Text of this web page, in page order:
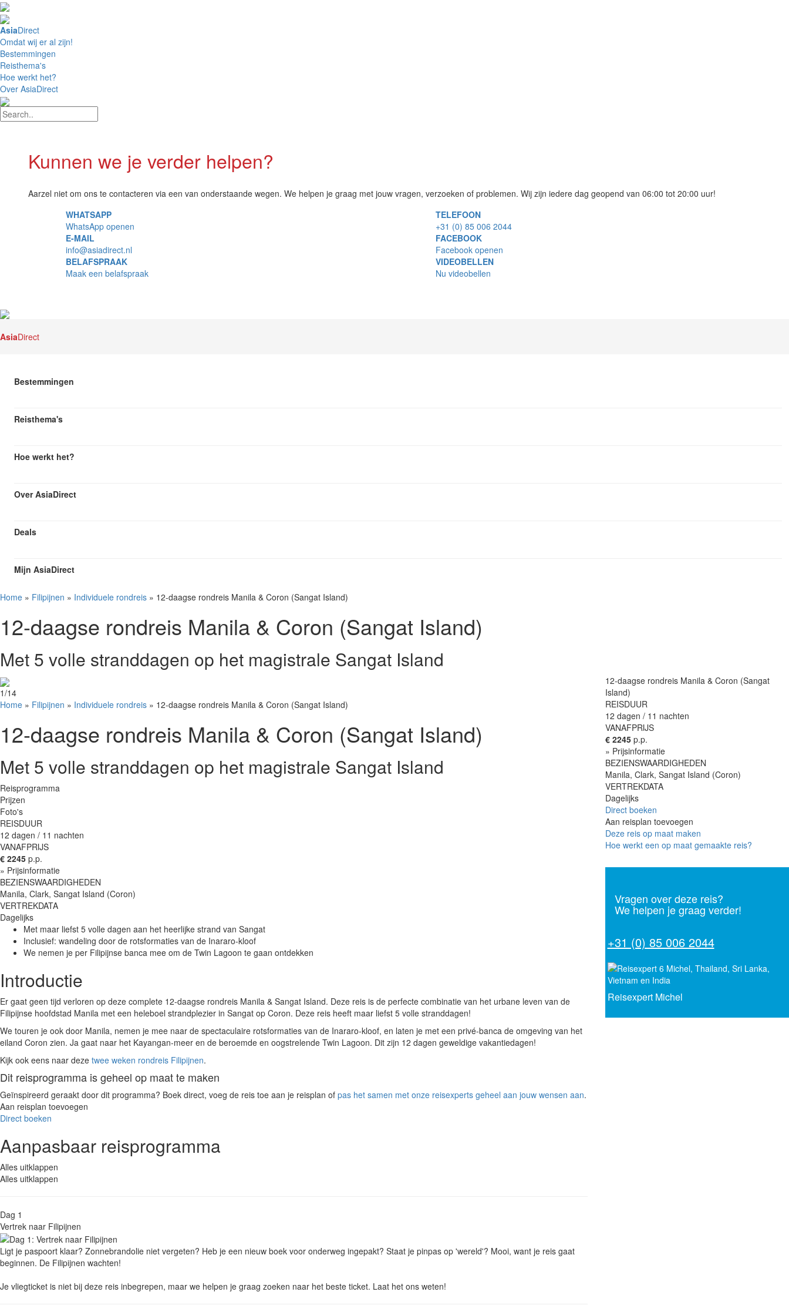
AsiaDirect
Omdat wij er al zijn!
Bestemmingen
Reisthema's
Hoe werkt het?
Over AsiaDirect
Kunnen we je verder helpen?
Aarzel niet om ons te contacteren via een van onderstaande wegen. We helpen je graag met jouw vragen, verzoeken of problemen. Wij zijn iedere dag geopend van 06:00 tot 20:00 uur!
WHATSAPP
WhatsApp openen
TELEFOON
+31 (0) 85 006 2044
E-MAIL
info@asiadirect.nl
FACEBOOK
Facebook openen
BELAFSPRAAK
Maak een belafspraak
VIDEOBELLEN
Nu videobellen
AsiaDirect
Bestemmingen
Reisthema's
Hoe werkt het?
Over AsiaDirect
Deals
Mijn AsiaDirect
Home » Filipijnen » Individuele rondreis » 12-daagse rondreis Manila & Coron (Sangat Island)
12-daagse rondreis Manila & Coron (Sangat Island)
Met 5 volle stranddagen op het magistrale Sangat Island
1/14
Home » Filipijnen » Individuele rondreis » 12-daagse rondreis Manila & Coron (Sangat Island)
12-daagse rondreis Manila & Coron (Sangat Island)
Met 5 volle stranddagen op het magistrale Sangat Island
Reisprogramma
Prijzen
Foto's
REISDUUR
12 dagen / 11 nachten
VANAFPRIJS
€ 2245 p.p.
» Prijsinformatie
BEZIENSWAARDIGHEDEN
Manila, Clark, Sangat Island (Coron)
VERTREKDATA
Dagelijks
Met maar liefst 5 volle dagen aan het heerlijke strand van Sangat
Inclusief: wandeling door de rotsformaties van de Inararo-kloof
We nemen je per Filipijnse banca mee om de Twin Lagoon te gaan ontdekken
Introductie
Er gaat geen tijd verloren op deze complete 12-daagse rondreis Manila & Sangat Island. Deze reis is de perfecte combinatie van het urbane leven van de
Filipijnse hoofdstad Manila met een heleboel strandplezier in Sangat op Coron. Deze reis heeft maar liefst 5 volle stranddagen!
We touren je ook door Manila, nemen je mee naar de spectaculaire rotsformaties van de Inararo-kloof, en laten je met een privé-banca de omgeving van het
eiland Coron zien. Ja gaat naar het Kayangan-meer en de beroemde en oogstrelende Twin Lagoon. Dit zijn 12 dagen geweldige vakantiedagen!
Kijk ook eens naar deze twee weken rondreis Filipijnen.
Dit reisprogramma is geheel op maat te maken
Geïnspireerd geraakt door dit programma? Boek direct, voeg de reis toe aan je reisplan of pas het samen met onze reisexperts geheel aan jouw wensen aan.
Aan reisplan toevoegen
Direct boeken
Aanpasbaar reisprogramma
Alles uitklappen
Alles uitklappen
Dag 1
Vertrek naar Filipijnen
Ligt je paspoort klaar? Zonnebrandolie niet vergeten? Heb je een nieuw boek voor onderweg ingepakt? Staat je pinpas op 'wereld'? Mooi, want je reis gaat
beginnen. De Filipijnen wachten!
Je vliegticket is niet bij deze reis inbegrepen, maar we helpen je graag zoeken naar het beste ticket. Laat het ons weten!
12-daagse rondreis Manila & Coron (Sangat
Island)
REISDUUR
12 dagen / 11 nachten
VANAFPRIJS
€ 2245p.p.
» Prijsinformatie
BEZIENSWAARDIGHEDEN
Manila, Clark, Sangat Island (Coron)
VERTREKDATA
Dagelijks
Direct boeken
Aan reisplan toevoegen
Deze reis op maat maken
Hoe werkt een op maat gemaakte reis?
Vragen over deze reis?
We helpen je graag verder!
+31 (0) 85 006 2044
Reisexpert Michel